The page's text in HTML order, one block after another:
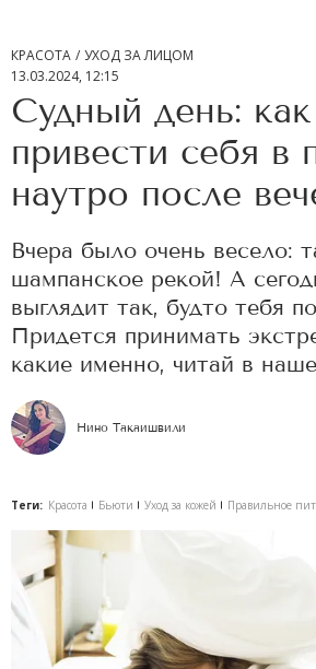
КРАСОТА
УХОД ЗА ЛИЦОМ
13.03.2024, 12:15
Судный день: как
привести себя в
наутро после
Вчера было очень весело:
шампанское рекой! А
выглядит так, будто тебя
Придется принимать
какие именно, читай в
Нино Такаишвили
Теги: Красота Бьюти Уход за кожей Правильное